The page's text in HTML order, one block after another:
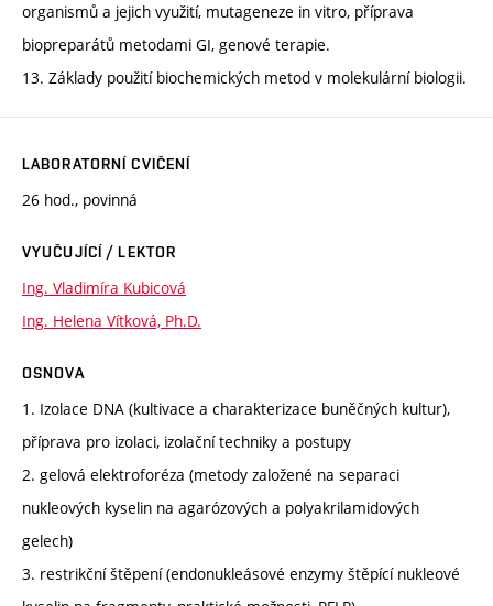
organismů a jejich využití, mutageneze in vitro, příprava
biopreparátů metodami GI, genové terapie.
13. Základy použití biochemických metod v molekulární biologii.
LABORATORNÍ CVIČENÍ
26 hod., povinná
VYUČUJÍCÍ / LEKTOR
Ing. Vladimíra Kubicová
Ing. Helena Vítková, Ph.D.
OSNOVA
1. Izolace DNA (kultivace a charakterizace buněčných kultur),
příprava pro izolaci, izolační techniky a postupy
2. gelová elektroforéza (metody založené na separaci
nukleových kyselin na agarózových a polyakrilamidových
gelech)
3. restrikční štěpení (endonukleásové enzymy štěpící nukleové